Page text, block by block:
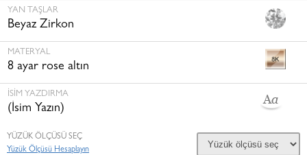
YAN TAŞLAR
Beyaz Zirkon
MATERYAL
8 ayar rose altın
İSİM YAZDIRMA
(İsim Yazın)
YÜZÜK ÖLÇÜSÜ SEÇ
Yüzük Ölçüsü Hesaplayın